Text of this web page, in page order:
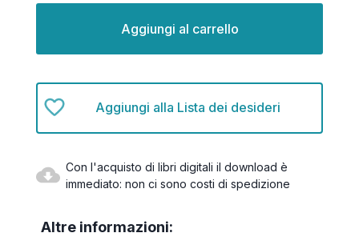
Aggiungi alla Lista dei desideri
Con l'acquisto di libri digitali il download è
immediato: non ci sono costi di spedizione
Altre informazioni: